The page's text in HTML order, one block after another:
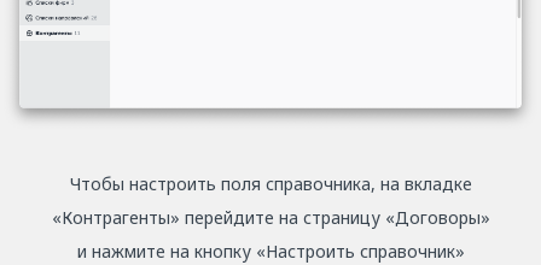
Чтобы настроить поля справочника, на вкладке
«Контрагенты» перейдите на страницу «Договоры»
и нажмите на кнопку «Настроить справочник»